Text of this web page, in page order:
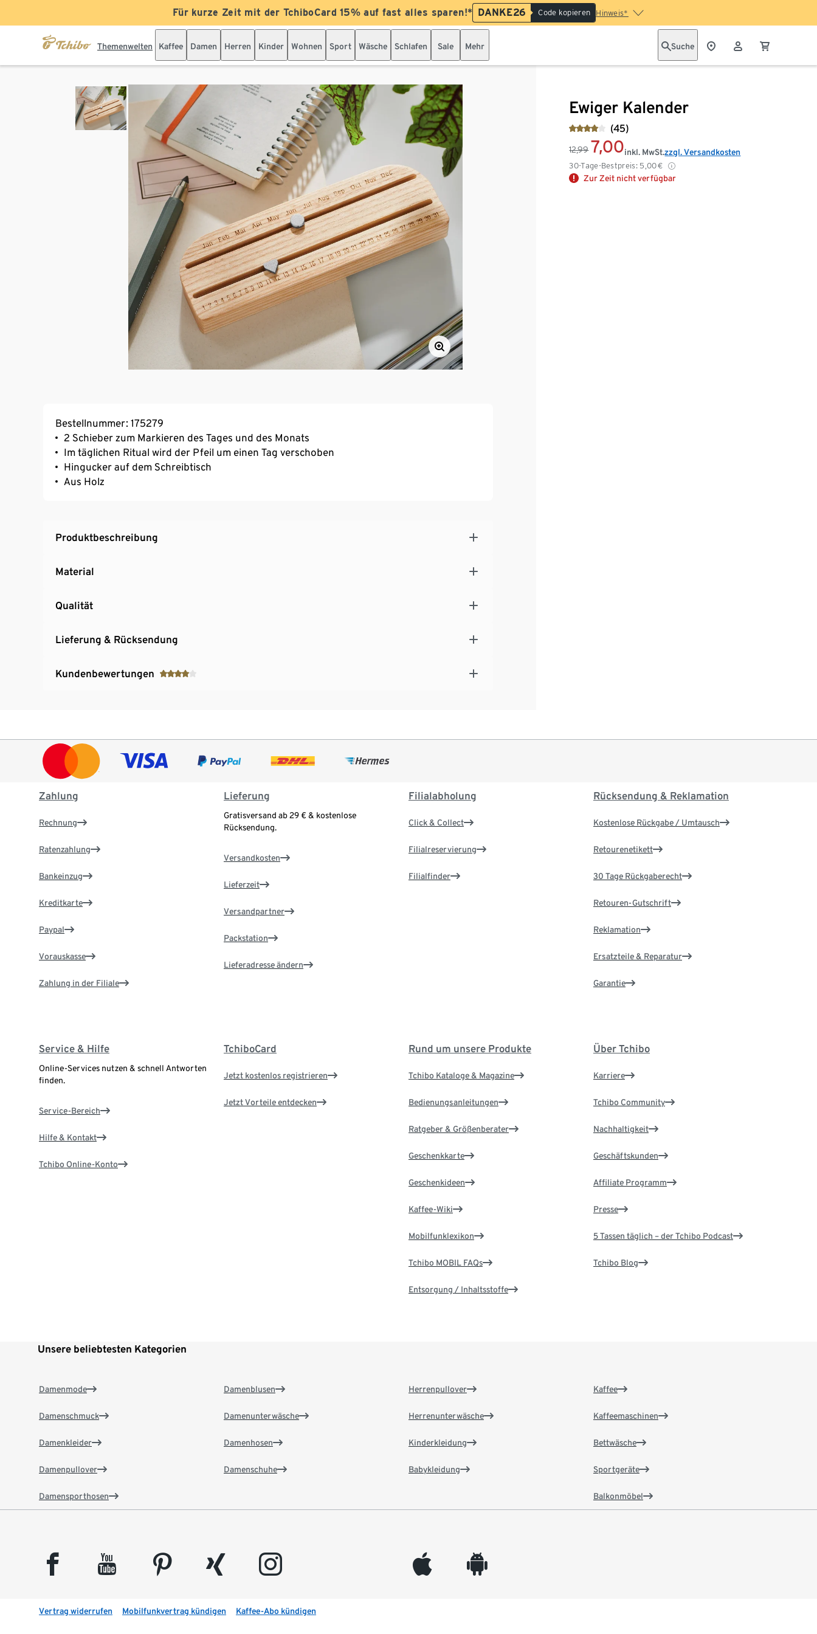
Für kurze Zeit mit der TchiboCard 15% auf fast alles sparen!* DANKE26 Code kopieren Hinweis*
Themenwelten Kaffee Damen Herren Kinder Wohnen Sport Wäsche Schlafen Sale Mehr Suche
Ewiger Kalender
(45)
12,99 7,00
30-Tage-Bestpreis: 5,00€
inkl. MwSt.zzgl. Versandkosten
Zur Zeit nicht verfügbar
Bestellnummer: 175279
2 Schieber zum Markieren des Tages und des Monats
Im täglichen Ritual wird der Pfeil um einen Tag verschoben
Hingucker auf dem Schreibtisch
Aus Holz
Produktbeschreibung
Material
Qualität
Lieferung & Rücksendung
Kundenbewertungen
Zahlung
Rechnung
Ratenzahlung
Bankeinzug
Kreditkarte
Paypal
Vorauskasse
Zahlung in der Filiale
Lieferung
Gratisversand ab 29 € & kostenlose
Rücksendung.
Versandkosten
Lieferzeit
Versandpartner
Packstation
Lieferadresse ändern
Filialabholung
Click & Collect
Filialreservierung
Filialfinder
Rücksendung & Reklamation
Kostenlose Rückgabe / Umtausch
Retourenetikett
30 Tage Rückgaberecht
Retouren-Gutschrift
Reklamation
Ersatzteile & Reparatur
Garantie
Service & Hilfe
Online-Services nutzen & schnell Antworten
finden.
Service-Bereich
Hilfe & Kontakt
Tchibo Online-Konto
TchiboCard
Jetzt kostenlos registrieren
Jetzt Vorteile entdecken
Rund um unsere Produkte
Tchibo Kataloge & Magazine
Bedienungsanleitungen
Ratgeber & Größenberater
Geschenkkarte
Geschenkideen
Kaffee-Wiki
Mobilfunklexikon
Tchibo MOBIL FAQs
Entsorgung / Inhaltsstoffe
Über Tchibo
Karriere
Tchibo Community
Nachhaltigkeit
Geschäftskunden
Affiliate Programm
Presse
5 Tassen täglich – der Tchibo Podcast
Tchibo Blog
Unsere beliebtesten Kategorien
Damenmode
Damenschmuck
Damenkleider
Damenpullover
Damensporthosen
Damenblusen
Damenunterwäsche
Damenhosen
Damenschuhe
Herrenpullover
Herrenunterwäsche
Kinderkleidung
Babykleidung
Kaffee
Kaffeemaschinen
Bettwäsche
Sportgeräte
Balkonmöbel
facebook youtube pinterest xing instagram appleinc android
Vertrag widerrufen Mobilfunkvertrag kündigen Kaffee-Abo kündigen